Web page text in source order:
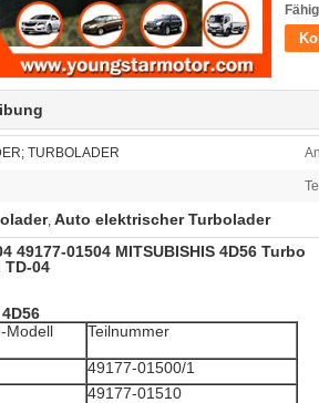
TURBOLADER
, Auto elektrischer Turbolader
01504 MITSUBISHIS 4D56 Turbo
TD-04
Modell Teilnummer
49177-01500/1
49177-01510